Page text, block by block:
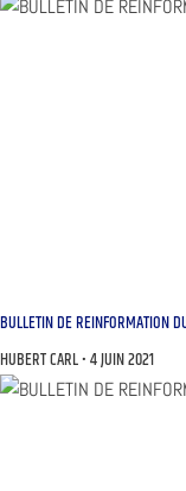
BULLETIN DE REINFORMATION
HUBERT CARL 4 JUIN 2021